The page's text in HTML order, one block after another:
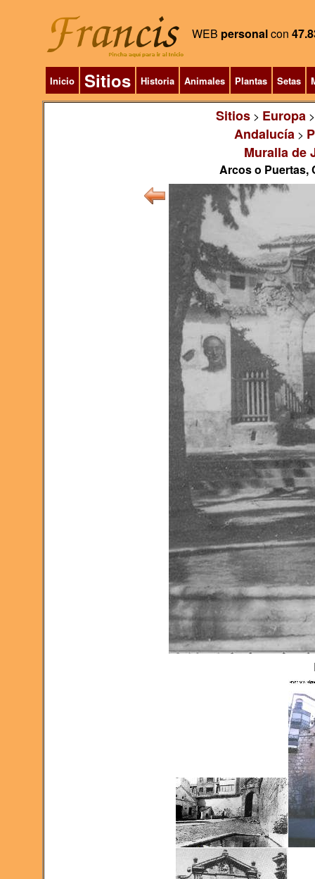
WEB personalcon
Inicio Sitios Historia Animales Plantas Setas
Sitios> Europa
Andalucía >
Muralla de
Arcos o Puertas,